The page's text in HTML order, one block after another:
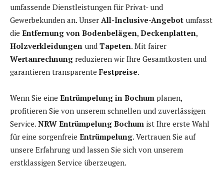
umfassende Dienstleistungen für Privat- und
Gewerbekunden an. Unser All-Inclusive-Angebot umfasst
die Entfernung von Bodenbelägen, Deckenplatten,
Holzverkleidungen und Tapeten. Mit fairer
Wertanrechnung reduzieren wir Ihre Gesamtkosten und
garantieren transparente Festpreise.
Wenn Sie eine Entrümpelung in Bochum planen,
profitieren Sie von unserem schnellen und zuverlässigen
Service. NRW Entrümpelung Bochum ist Ihre erste Wahl
für eine sorgenfreie Entrümpelung. Vertrauen Sie auf
unsere Erfahrung und lassen Sie sich von unserem
erstklassigen Service überzeugen.